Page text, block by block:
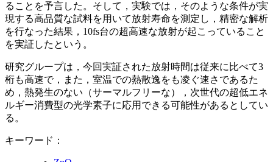
ることを予言した。そして，実験では，そのような条件が実
現する高品質な試料を用いて放射寿命を測定し，精密な解析
を行なった結果，10fs台の超高速な放射が起こっていること
を実証したという。
研究グループは，今回実証された放射時間は従来に比べて3
桁も高速で，また，室温での熱散逸をも凌ぐ速さであるた
め，熱発生のない（サーマルフリーな），次世代の超低エネ
ルギー消費型の光学素子に応用できる可能性があるとしてい
る。
キーワード：